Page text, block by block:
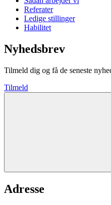
Referater
Ledige stillinger
Habilitet
Nyhedsbrev
Tilmeld dig og få de seneste
Tilmeld
Adresse